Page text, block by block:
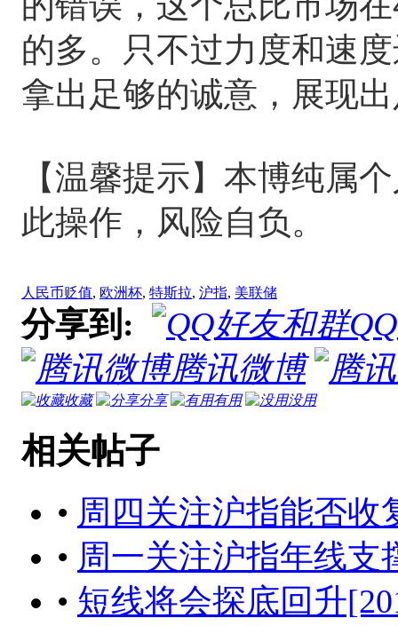
的多。只不过力度和速
拿出足够的诚意，展现
【温馨提示】本博纯属
此操作，风险自负。
人民币贬值, 欧洲杯, 特斯拉, 沪指, 美联储
分享到:
腾讯微博
收藏 分享 有用 没用
相关帖子
• 周四关注沪指能否收
• 周一关注沪指年线支
• 短线将会探底回升